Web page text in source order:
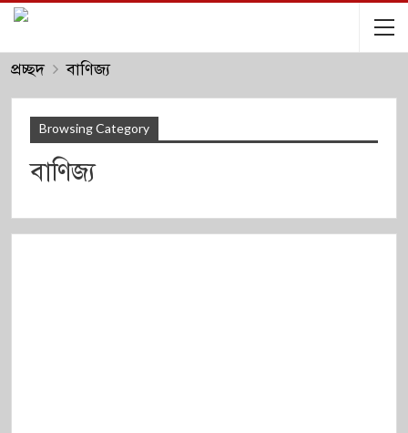
প্রচ্ছদ বাণিজ্য
Browsing Category
বাণিজ্য